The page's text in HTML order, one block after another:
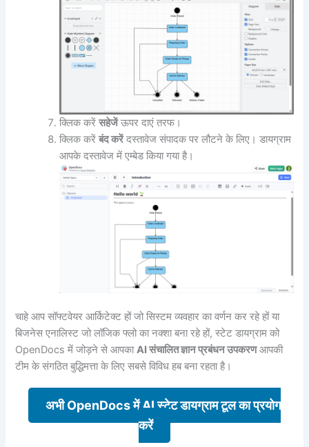
क्लिक करेंसहेजेंऊपर दाएं तरफ।
क्लिक करेंबंद करेंदस्तावेज संपादक पर लौटने के लिए। डायग्राम
आपके दस्तावेज में एम्बेड किया गया है।
चाहे आप सॉफ्टवेयर आर्किटेक्ट हों जो सिस्टम व्यवहार का वर्णन कर रहे हों या
बिजनेस एनालिस्ट जो लॉजिक फ्लो का नक्शा बना रहे हों, स्टेट डायग्राम को
OpenDocs में जोड़ने से आपकाAI संचालित ज्ञान प्रबंधन उपकरणआपकी
टीम के संगठित बुद्धिमत्ता के लिए सबसे विविध हब बना रहता है।
अभी OpenDocs में AI स्टेट डायग्राम टूल का प्रयोग
करें